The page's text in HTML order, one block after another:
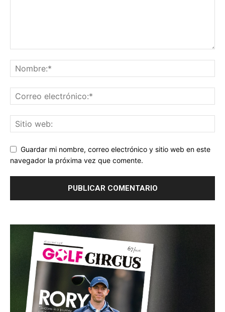
Guardar mi nombre, correo electrónico y sitio web en este
navegador la próxima vez que comente.